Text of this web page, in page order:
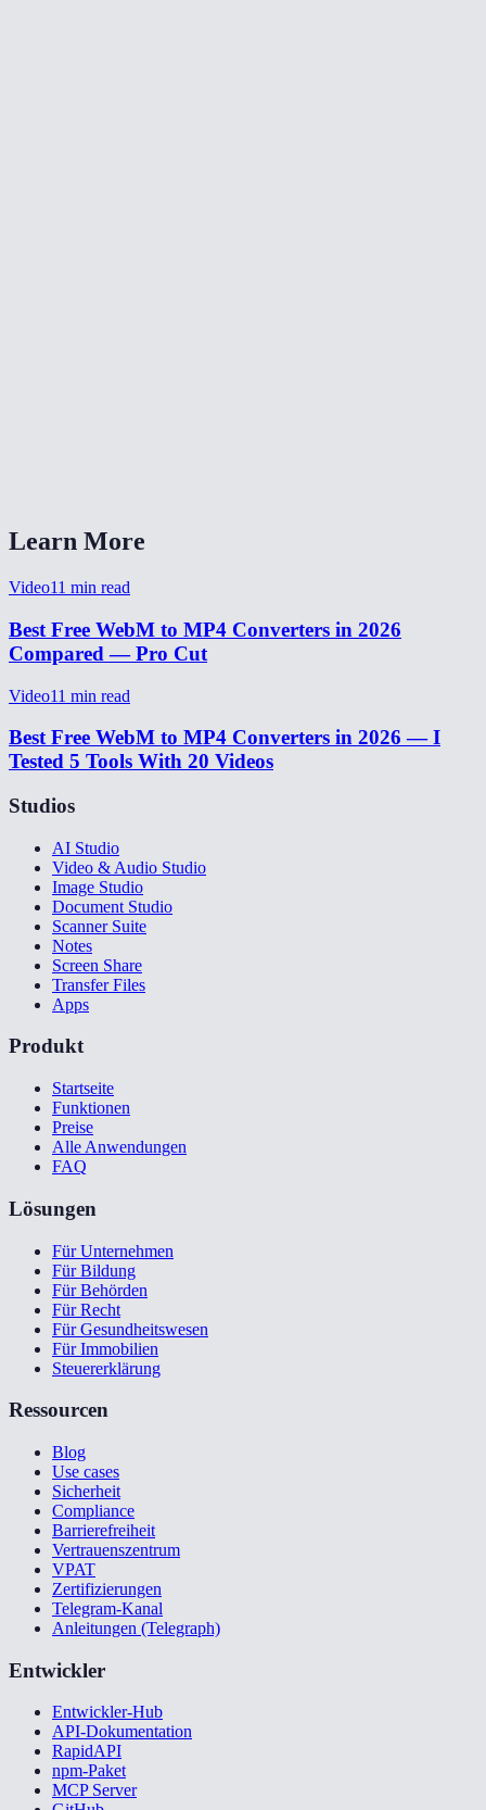
Learn More
Video11 min read
Best Free WebM to MP4 Converters in 2026
Compared — Pro Cut
Video11 min read
Best Free WebM to MP4 Converters in 2026 — I
Tested 5 Tools With 20 Videos
Studios
AI Studio
Video & Audio Studio
Image Studio
Document Studio
Scanner Suite
Notes
Screen Share
Transfer Files
Apps
Produkt
Startseite
Funktionen
Preise
Alle Anwendungen
FAQ
Lösungen
Für Unternehmen
Für Bildung
Für Behörden
Für Recht
Für Gesundheitswesen
Für Immobilien
Steuererklärung
Ressourcen
Blog
Use cases
Sicherheit
Compliance
Barrierefreiheit
Vertrauenszentrum
VPAT
Zertifizierungen
Telegram-Kanal
Anleitungen (Telegraph)
Entwickler
Entwickler-Hub
API-Dokumentation
RapidAPI
npm-Paket
MCP Server